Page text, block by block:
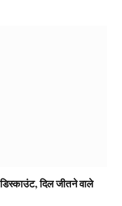
दिल जीतने वाले